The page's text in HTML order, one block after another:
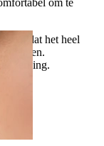
om te
dat het heel
brengen.